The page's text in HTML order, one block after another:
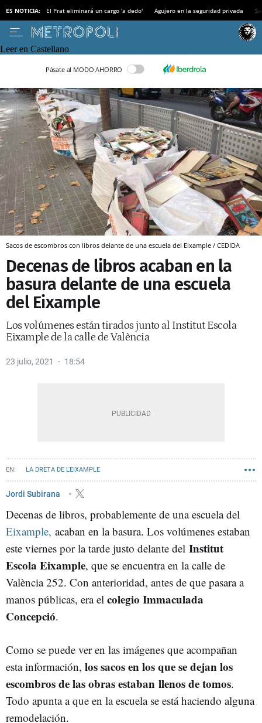
ES NOTICIA: El Prat eliminará un cargo 'a dedo' Agujero en la seguridad privada
Leer en Castellano
Pásate al MODO AHORRO
Sacos de escombros con libros delante de una escuela del Eixample / CEDIDA
Decenas de libros acaban en la
basura delante de una escuela
del Eixample
Los volúmenes están tirados junto al Institut Escola
Eixample de la calle de València
23 julio, 2021 18:54
LA DRETA DE L'EIXAMPLE
Jordi Subirana
Decenas de libros, probablemente de una escuela del
Eixample, acaban en la basura. Los volúmenes estaban
este viernes por la tarde justo delante del Institut
Escola Eixample, que se encuentra en la calle de
València 252. Con anterioridad, antes de que pasara a
manos públicas, era el colegio Immaculada
Concepció.
Como se puede ver en las imágenes que acompañan
esta información, los sacos en los que se dejan los
escombros de las obras estaban llenos de tomos.
Todo apunta a que en la escuela se está haciendo alguna
remodelación.